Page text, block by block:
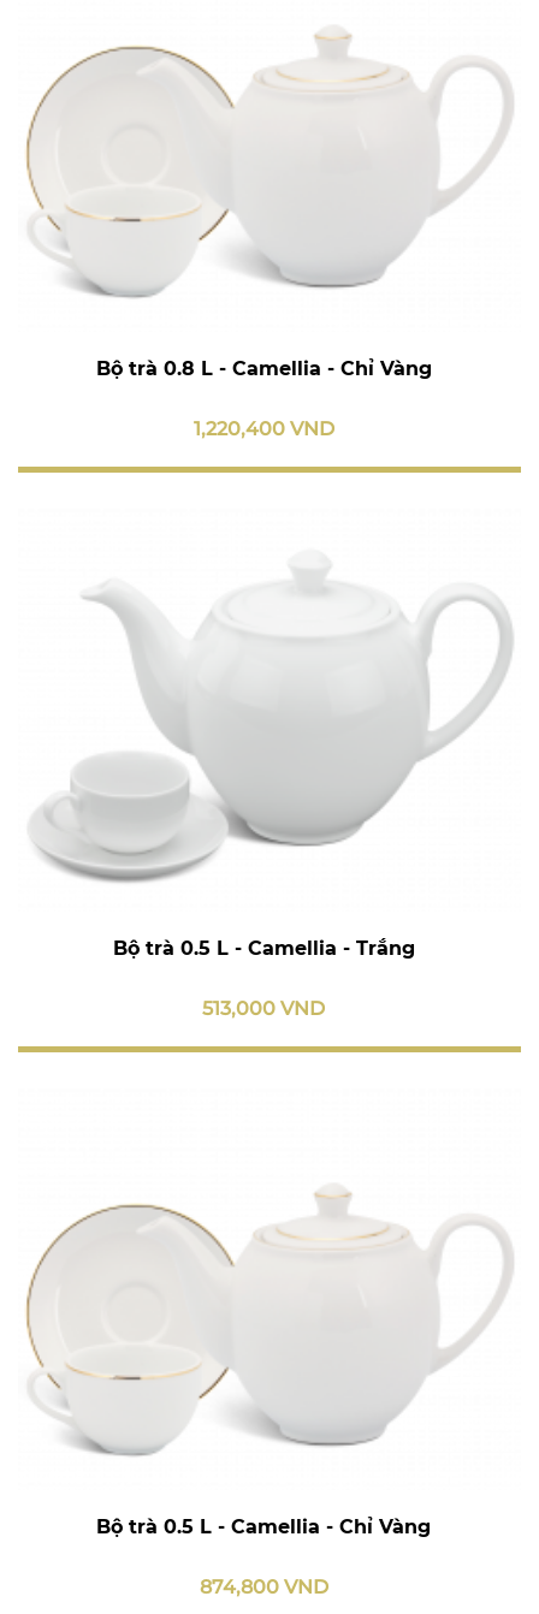
Bộ trà 0.8 L - Camellia - Chỉ Vàng
1,220,400 VND
Bộ trà 0.5 L - Camellia - Trắng
513,000 VND
Bộ trà 0.5 L - Camellia - Chỉ Vàng
874,800 VND